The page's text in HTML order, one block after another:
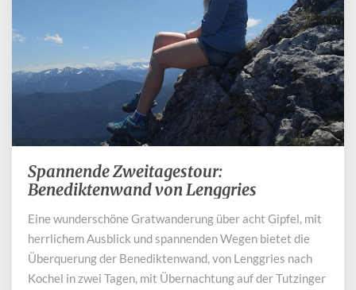
Spannende
Zweitagestour:
von
Lenggries
Spannende Zweitagestour:
Benediktenwand von Lenggries
Eine wunderschöne Gratwanderung über acht Gipfel, mit
herrlichem Ausblick und spannenden Wegen bietet die
Überquerung der Benediktenwand, von Lenggries nach
Kochel in zwei Tagen, mit Übernachtung auf der Tutzinger